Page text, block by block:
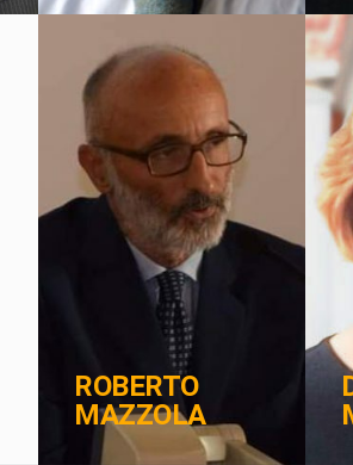
ROBERTO
MAZZOLA